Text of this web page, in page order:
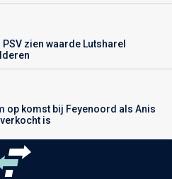
zien waarde Lutsharel
op komst bij Feyenoord als Anis
is